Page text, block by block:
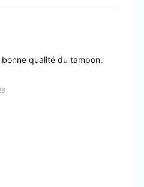
qualité du tampon.